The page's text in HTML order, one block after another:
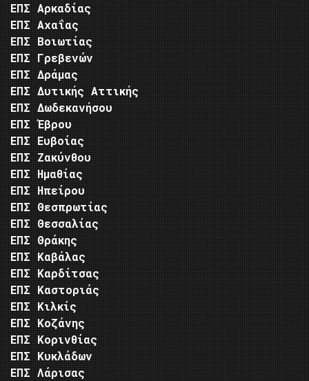
ΕΠΣ Αρκαδίας
ΕΠΣ Αχαΐας
ΕΠΣ Βοιωτίας
ΕΠΣ Γρεβενών
ΕΠΣ Δράμας
ΕΠΣ Δυτικής Αττικής
ΕΠΣ Δωδεκανήσου
ΕΠΣ Έβρου
ΕΠΣ Ευβοίας
ΕΠΣ Ζακύνθου
ΕΠΣ Ημαθίας
ΕΠΣ Ηπείρου
ΕΠΣ Θεσπρωτίας
ΕΠΣ Θεσσαλίας
ΕΠΣ Θράκης
ΕΠΣ Καβάλας
ΕΠΣ Καρδίτσας
ΕΠΣ Καστοριάς
ΕΠΣ Κιλκίς
ΕΠΣ Κοζάνης
ΕΠΣ Κορινθίας
ΕΠΣ Κυκλάδων
ΕΠΣ Λάρισας